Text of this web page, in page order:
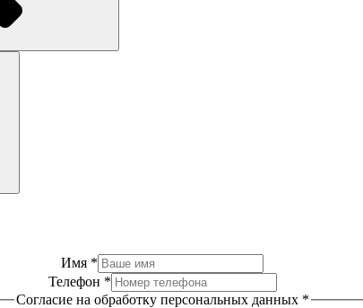
Имя *
Телефон *
Согласие на обработку персональных данных *